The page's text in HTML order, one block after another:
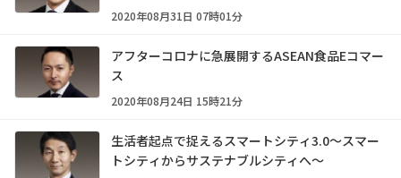
2020年08月31日 07時01分
アフターコロナに急展開するASEAN食品Eコマー
ス
2020年08月24日 15時21分
生活者起点で捉えるスマートシティ3.0～スマー
トシティからサステナブルシティへ～